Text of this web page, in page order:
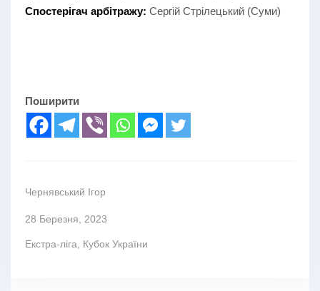
Спостерігач арбітражу: Сергій Стрілецький (Суми)
Поширити
Чернявський Ігор
28 Березня, 2023
Екстра-ліга Кубок України